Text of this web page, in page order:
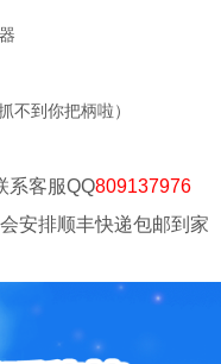
不到你把柄啦）
系客服QQ809137976
安排顺丰快递包邮到家